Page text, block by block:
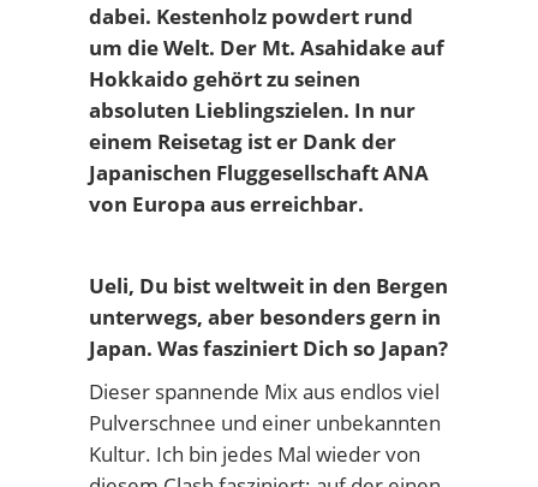
dabei. Kestenholz powdert rund
um die Welt. Der Mt. Asahidake auf
Hokkaido gehört zu seinen
absoluten Lieblingszielen. In nur
einem Reisetag ist er Dank der
Japanischen Fluggesellschaft ANA
von Europa aus erreichbar.
Ueli, Du bist weltweit in den Bergen
unterwegs, aber besonders gern in
Japan. Was fasziniert Dich so Japan?
Dieser spannende Mix aus endlos viel
Pulverschnee und einer unbekannten
Kultur. Ich bin jedes Mal wieder von